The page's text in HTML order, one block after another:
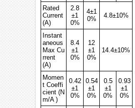
Rated
Current
(A)
2.8
±1
0%
4±1
0%
4.8±10%
Instant
aneous
Max Cu
rrent
(A)
8.4
±1
0%
12
±1
0%
14.4±10%
Momen
t Coeffi
cient (N
m/A )
0.42
±1
0%
0.54
±1
0%
0.5
±1
0%
0.93
±1
0%